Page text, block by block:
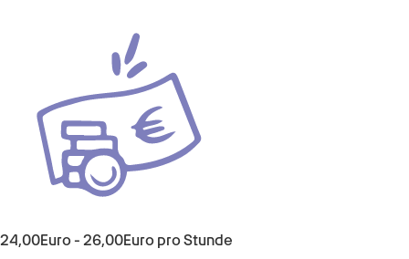
24,00Euro- 26,00Euro pro Stunde